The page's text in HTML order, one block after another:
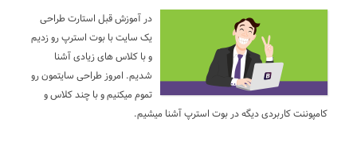
در آموزش قبل استارت طراحی
یک سایت با بوت استرپ رو زدیم
و با کلاس های زیادی آشنا
شدیم. امروز طراحی سایتمون رو
تموم میکنیم و با چند کلاس و
کامپوننت کاربردی دیگه در بوت استرپ آشنا میشیم.